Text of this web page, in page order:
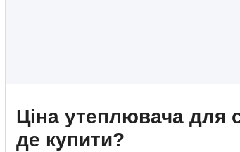
Ціна утеплювача для
де купити?